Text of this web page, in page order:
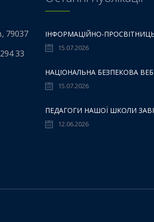
79037
33
15.07.2026
15.07.2026
12.06.2026